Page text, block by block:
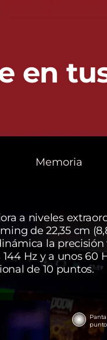
en
Memoria
a niveles
de 22,35 cm
la
Hz y a unos 60
de 10 puntos.